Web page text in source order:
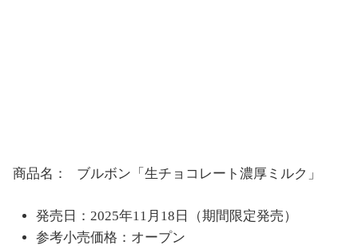
商品名： ブルボン「生チョコレート濃厚ミルク」
発売日：2025年11月18日（期間限定発売）
参考小売価格：オープン